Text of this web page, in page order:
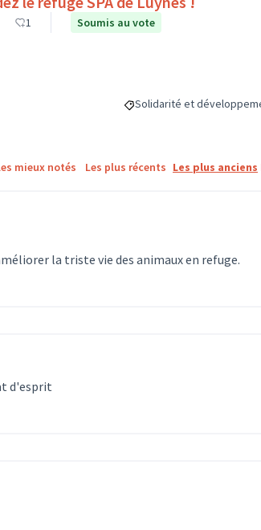
1 Soumis au vote
Filtrer les résultats de la
Solidarité et
mieux notés Les plus récents Les plus anciens
la triste vie des animaux en refuge.
d'esprit